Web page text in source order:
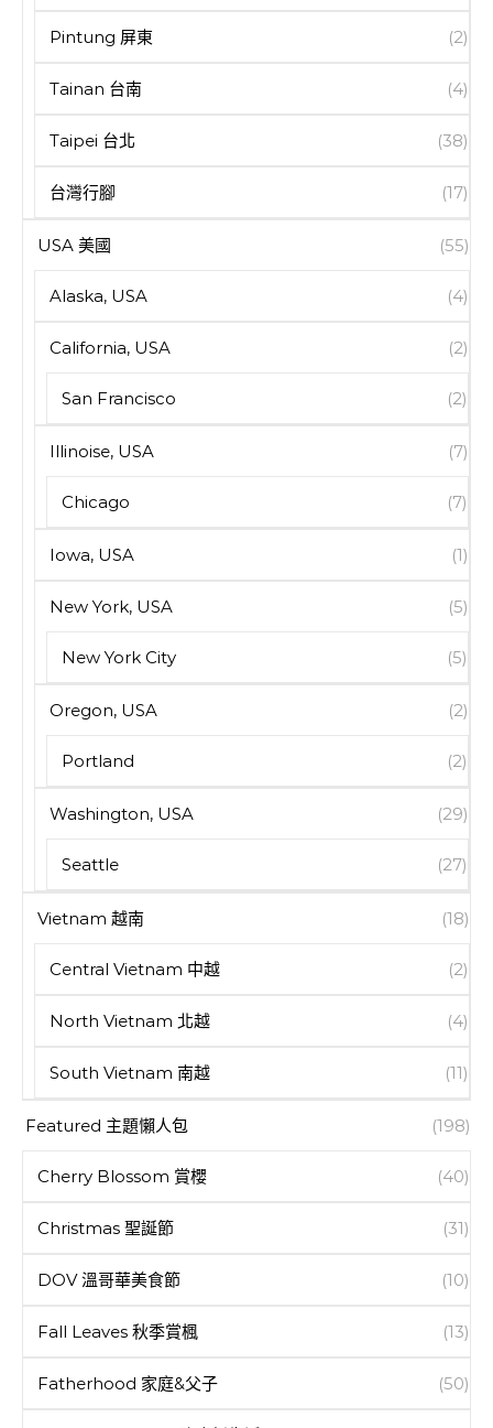
Pintung 屏東 (2)
Tainan 台南 (4)
Taipei 台北 (38)
台灣行腳 (17)
USA 美國 (55)
Alaska, USA (4)
California, USA (2)
San Francisco (2)
Illinoise, USA (7)
Chicago (7)
Iowa, USA (1)
New York, USA (5)
New York City (5)
Oregon, USA (2)
Portland (2)
Washington, USA (29)
Seattle (27)
Vietnam 越南 (18)
Central Vietnam 中越 (2)
North Vietnam 北越 (4)
South Vietnam 南越 (11)
Featured 主題懶人包 (198)
Cherry Blossom 賞櫻 (40)
Christmas 聖誕節 (31)
DOV 溫哥華美食節 (10)
Fall Leaves 秋季賞楓 (13)
Fatherhood 家庭&父子 (50)